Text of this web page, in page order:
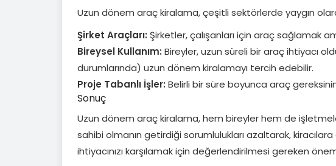
Uzun dönem araç kiralama, çeşitli sektörlerde yaygın
Şirket Araçları: Şirketler, çalışanları için araç sağlamak
Bireysel Kullanım: Bireyler, uzun süreli bir araç ihtiyacı
durumlarında) uzun dönem kiralamayı tercih edebilir.
Proje Tabanlı İşler: Belirli bir süre boyunca araç
Sonuç
Uzun dönem araç kiralama, hem bireyler hem de
sahibi olmanın getirdiği sorumlulukları azaltarak,
ihtiyacınızı karşılamak için değerlendirilmesi gereken